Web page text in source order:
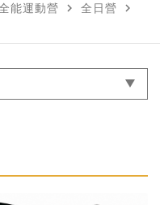
能運動營 navigate_next 全日營 navigate_next